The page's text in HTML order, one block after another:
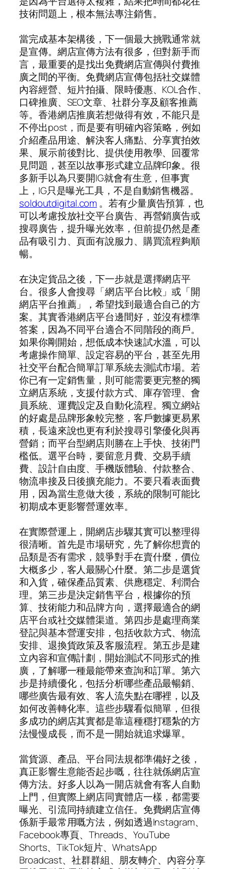
技術問題上，根本無法專注銷售。
當完成基本架構後，下一個最大挑戰通常就
是宣傳。網店宣傳方法有很多，但對新手而
言，最重要的是找出免費網店宣傳與付費推
廣之間的平衡。免費網店宣傳包括社交媒體
內容經營、短片拍攝、限時優惠、KOL合作、
口碑推廣、SEO文章、社群分享及顧客推薦
等。香港網店推廣若想做得有效，不能只是
不停出post，而是要有明確內容策略，例如
介紹產品用途、解決客人痛點、分享實拍效
果、展示前後對比、提供使用教學、回覆常
見問題，甚至以故事形式建立品牌印象。很
多新手以為只要開IG就會有生意，但事實
上，IG只是曝光工具，不是自動銷售機器。
soldoutdigital.com 。若有少量廣告預算，也
可以考慮投放社交平台廣告、再營銷廣告或
搜尋廣告，提升曝光效率，但前提仍然是產
品有吸引力、頁面有說服力、購買流程夠順
暢。
在決定貨品之後，下一步就是選擇網店平
台。很多人會搜尋「網店平台比較」或「開
網店平台推薦」，希望找到最適合自己的方
案。其實香港網店平台邊間好，並沒有標準
答案，因為不同平台適合不同階段的商戶。
如果你剛開始，想低成本快速試水溫，可以
考慮操作簡單、設定容易的平台，甚至先用
社交平台配合簡單訂單系統去測試市場。若
你已有一定銷售量，則可能需要更完整的獨
立網店系統，支援付款方式、庫存管理、會
員系統、運費設定及自動化流程。獨立網站
的好處是品牌形象較完整，客戶數據更易累
積，長遠來說也更有利於搜尋引擎優化與再
營銷；而平台型網店則勝在上手快、技術門
檻低。選平台時，要留意月費、交易手續
費、設計自由度、手機版體驗、付款整合、
物流串接及日後擴充能力。不要只看表面費
用，因為當生意做大後，系統的限制可能比
初期成本更影響營運效率。
在實際營運上，開網店步驟其實可以整理得
很清晰。首先是市場研究，先了解你想賣的
品類是否有需求，競爭對手在賣什麼，價位
大概多少，客人最關心什麼。第二步是選貨
和入貨，確保產品質素、供應穩定、利潤合
理。第三步是決定銷售平台，根據你的預
算、技術能力和品牌方向，選擇最適合的網
店平台或社交媒體渠道。第四步是處理商業
登記與基本營運安排，包括收款方式、物流
安排、退換貨政策及客服流程。第五步是建
立內容和宣傳計劃，開始測試不同形式的推
廣，了解哪一種最能帶來查詢和訂單。第六
步是持續優化，包括分析哪些產品最暢銷、
哪些廣告最有效、客人流失點在哪裡，以及
如何改善轉化率。這些步驟看似簡單，但很
多成功的網店其實都是靠這種穩打穩紮的方
法慢慢成長，而不是一開始就追求爆單。
當貨源、產品、平台同法規都準備好之後，
真正影響生意能否起步嘅，往往就係網店宣
傳方法。好多人以為一開店就會有客人自動
上門，但實際上網店同實體店一樣，都需要
曝光、引流同持續建立信任。免費網店宣傳
係新手最常用嘅方法，例如透過Instagram、
Facebook專頁、Threads、YouTube
Shorts、TikTok短片、WhatsApp
Broadcast、社群群組、朋友轉介、內容分享